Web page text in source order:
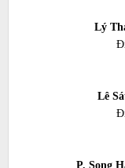
Lý
Lê
P. Song